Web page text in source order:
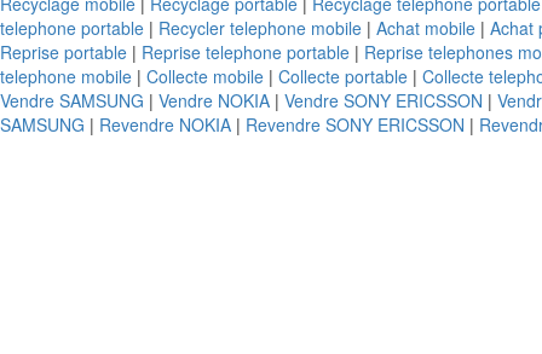
telephone portable | Recycler telephone mobile | Achat mobile | Achat
Reprise portable | Reprise telephone portable | Reprise telephones
telephone mobile | Collecte mobile | Collecte portable | Collecte
Vendre SAMSUNG | Vendre NOKIA | Vendre SONY ERICSSON |
SAMSUNG | Revendre NOKIA | Revendre SONY ERICSSON |